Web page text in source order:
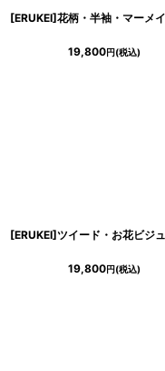
19,800円(税込)
19,800円(税込)